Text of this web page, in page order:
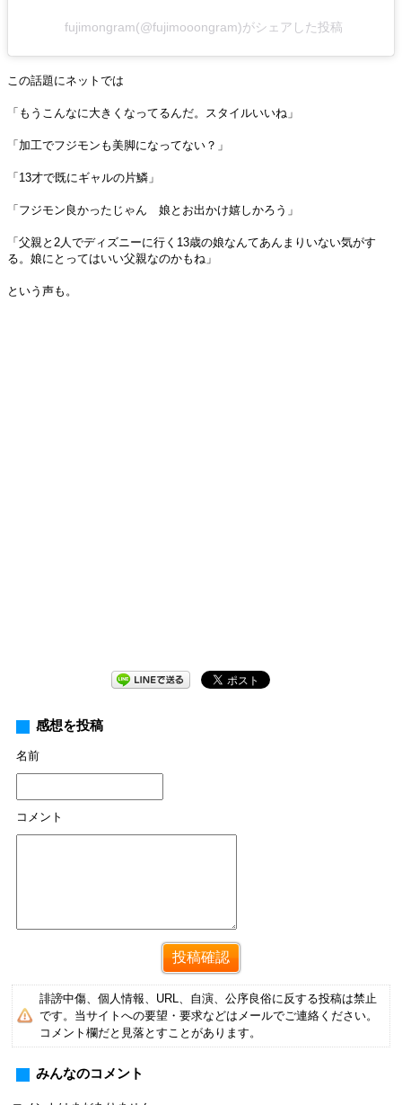
fujimongram(@fujimooongram)がシェアした投稿
この話題にネットでは
「もうこんなに大きくなってるんだ。スタイルいいね」
「加工でフジモンも美脚になってない？」
「13才で既にギャルの片鱗」
「フジモン良かったじゃん 娘とお出かけ嬉しかろう」
「父親と2人でディズニーに行く13歳の娘なんてあんまりいない気がす
る。娘にとってはいい父親なのかもね」
という声も。
感想を投稿
名前
コメント
誹謗中傷、個人情報、URL、自演、公序良俗に反する投稿は禁止
です。当サイトへの要望・要求などはメールでご連絡ください。
コメント欄だと見落とすことがあります。
みんなのコメント